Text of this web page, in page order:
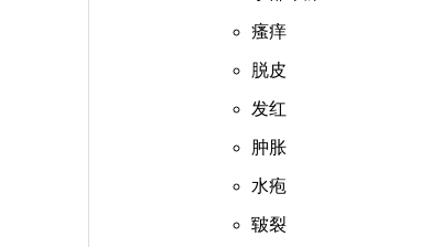
瘙痒
脱皮
发红
肿胀
水疱
皲裂